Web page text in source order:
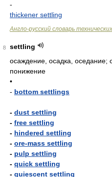
-
thickener settling
Англо-русский словарь
8
settling
осаждение, осадка, оседание;
понижение
•
- bottom settlings
- dust settling
- free settling
- hindered settling
- ore-mass settling
- pulp settling
- quick settling
- quiescent settling